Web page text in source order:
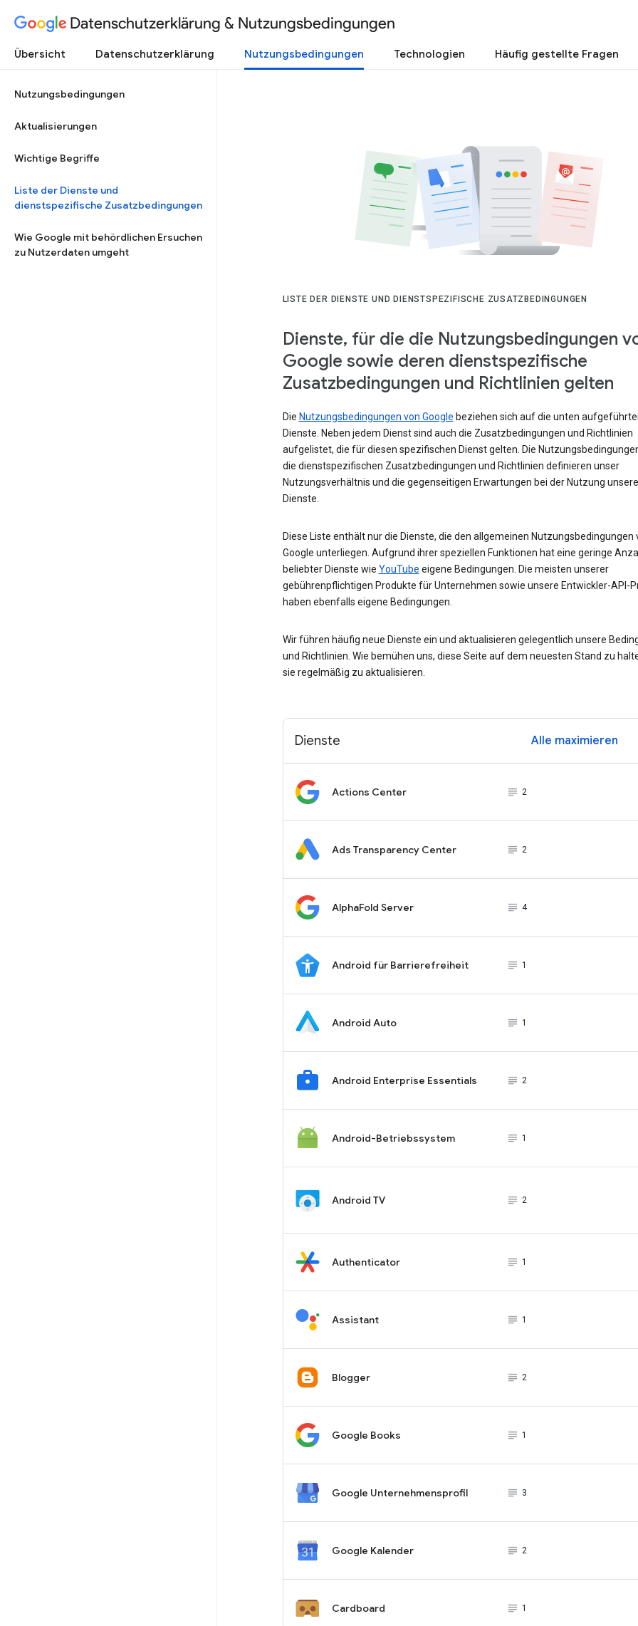
Datenschutzerklärung & Nutzungsbedingungen
Übersicht Datenschutzerklärung Nutzungsbedingungen Technologien Häufig gestellte Fragen
Nutzungsbedingungen
Aktualisierungen
Wichtige Begriffe
Liste der Dienste und
dienstspezifische Zusatzbedingungen
Wie Google mit behördlichen Ersuchen
zu Nutzerdaten umgeht
LISTE DER DIENSTE UND DIENSTSPEZIFISCHE ZUSATZBEDINGUNGEN
Dienste, für die die Nutzungsbedingungen
Google sowie deren dienstspezifische
Zusatzbedingungen und Richtlinien gelten
Die Nutzungsbedingungen von Google beziehen sich auf die unten
Dienste. Neben jedem Dienst sind auch die Zusatzbedingungen und Richtlinien
aufgelistet, die für diesen spezifischen Dienst gelten. Die
die dienstspezifischen Zusatzbedingungen und Richtlinien definieren unser
Nutzungsverhältnis und die gegenseitigen Erwartungen bei der Nutzung
Dienste.
Diese Liste enthält nur die Dienste, die den allgemeinen Nutzungsbedingungen
Google unterliegen. Aufgrund ihrer speziellen Funktionen hat eine geringe
beliebter Dienste wie YouTube eigene Bedingungen. Die meisten unserer
gebührenpflichtigen Produkte für Unternehmen sowie unsere Entwickler-API-
haben ebenfalls eigene Bedingungen.
Wir führen häufig neue Dienste ein und aktualisieren gelegentlich unsere
und Richtlinien. Wie bemühen uns, diese Seite auf dem neuesten Stand zu
sie regelmäßig zu aktualisieren.
Dienste Alle maximieren
Actions Center subject_black
2
Ads Transparency Center subject_black
2
AlphaFold Server subject_black
4
Android für Barrierefreiheit subject_black
1
Android Auto subject_black
1
Android Enterprise Essentials subject_black
2
Android-Betriebssystem subject_black
1
Android TV subject_black
2
Authenticator subject_black
1
Assistant subject_black
1
Blogger subject_black
2
Google Books subject_black
1
Google Unternehmensprofil subject_black
3
Google Kalender subject_black
2
Cardboard subject_black
1